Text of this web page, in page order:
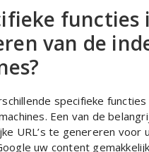
functies
van de
specifieke
Een van de
URL’s te genereren voor
uw content